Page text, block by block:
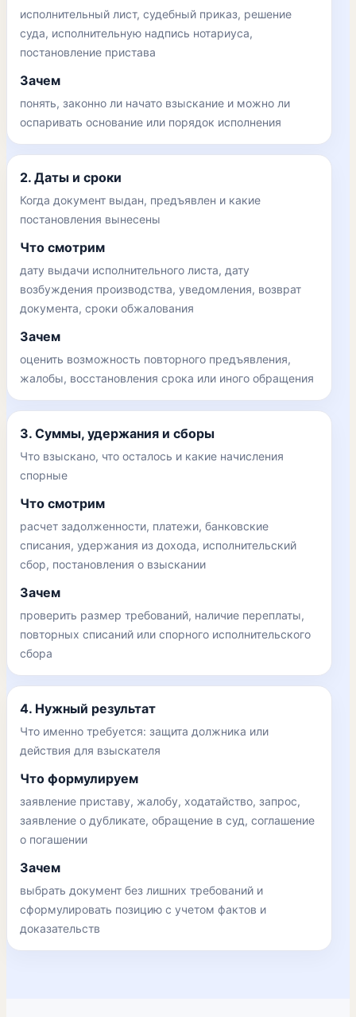
исполнительный лист, судебный приказ, решение
суда, исполнительную надпись нотариуса,
постановление пристава
Зачем
понять, законно ли начато взыскание и можно ли
оспаривать основание или порядок исполнения
2. Даты и сроки
Когда документ выдан, предъявлен и какие
постановления вынесены
Что смотрим
дату выдачи исполнительного листа, дату
возбуждения производства, уведомления, возврат
документа, сроки обжалования
Зачем
оценить возможность повторного предъявления,
жалобы, восстановления срока или иного обращения
3. Суммы, удержания и сборы
Что взыскано, что осталось и какие начисления
спорные
Что смотрим
расчет задолженности, платежи, банковские
списания, удержания из дохода, исполнительский
сбор, постановления о взыскании
Зачем
проверить размер требований, наличие переплаты,
повторных списаний или спорного исполнительского
сбора
4. Нужный результат
Что именно требуется: защита должника или
действия для взыскателя
Что формулируем
заявление приставу, жалобу, ходатайство, запрос,
заявление о дубликате, обращение в суд, соглашение
о погашении
Зачем
выбрать документ без лишних требований и
сформулировать позицию с учетом фактов и
доказательств